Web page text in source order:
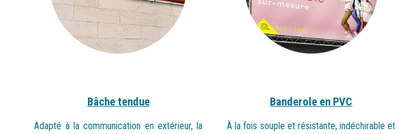
Bâche tendue
Adapté à la communication en extérieur, la
Banderole en PVC
À la fois souple et résistante, indéchirable et